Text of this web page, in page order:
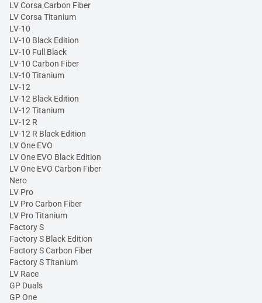
LV Corsa Carbon Fiber
LV Corsa Titanium
LV-10
LV-10 Black Edition
LV-10 Full Black
LV-10 Carbon Fiber
LV-10 Titanium
LV-12
LV-12 Black Edition
LV-12 Titanium
LV-12 R
LV-12 R Black Edition
LV One EVO
LV One EVO Black Edition
LV One EVO Carbon Fiber
Nero
LV Pro
LV Pro Carbon Fiber
LV Pro Titanium
Factory S
Factory S Black Edition
Factory S Carbon Fiber
Factory S Titanium
LV Race
GP Duals
GP One